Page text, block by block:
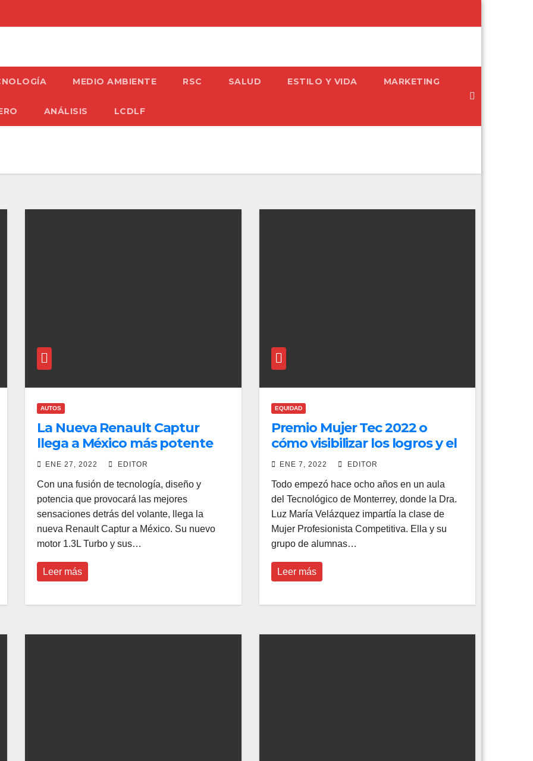
MEDIO AMBIENTE RSC SALUD ESTILO Y VIDA MARKETING
ANÁLISIS LCDLF
AUTOS
La Nueva Renault Captur
llega a México más potente
que nunca
ENE 27, 2022 EDITOR
Con una fusión de tecnología, diseño y
potencia que provocará las mejores
sensaciones detrás del volante, llega la
nueva Renault Captur a México. Su nuevo
motor 1.3L Turbo y sus…
Leer más
EQUIDAD
Premio Mujer Tec 2022 o
cómo visibilizar los logros y el
talento femenino
ENE 7, 2022 EDITOR
Todo empezó hace ocho años en un aula
del Tecnológico de Monterrey, donde la Dra.
Luz María Velázquez impartía la clase de
Mujer Profesionista Competitiva. Ella y su
grupo de alumnas…
Leer más